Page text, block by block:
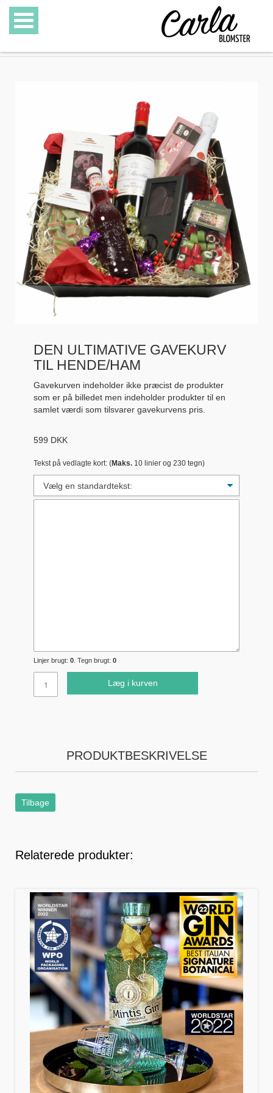
GAVEKORT
GALLERI
OM CARLA BLOMSTER
DEN ULTIMATIVE GAVEKURV
TIL HENDE/HAM
Gavekurven indeholder ikke præcist de produkter
som er på billedet men indeholder produkter til en
samlet værdi som tilsvarer gavekurvens pris.
599 DKK
Tekst på vedlagte kort: (Maks. 10 linier og 230 tegn)
Linjer brugt: 0 . Tegn brugt: 0
Læg i kurven
PRODUKTBESKRIVELSE
Tilbage
Relaterede produkter: